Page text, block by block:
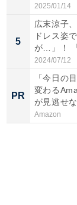
「め...
2025/01/14
5
広末涼子
ドレス姿
が…」！
「透...
2024/07/12
PR
「今日の
変わる
が見逃せ
Amazon